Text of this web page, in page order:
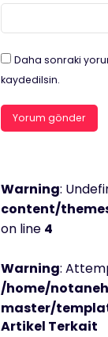
Daha sonraki
kaydedilsin.
Warning:
content/
on line 4
Warning:
/home/
master/
Artikel Terkait